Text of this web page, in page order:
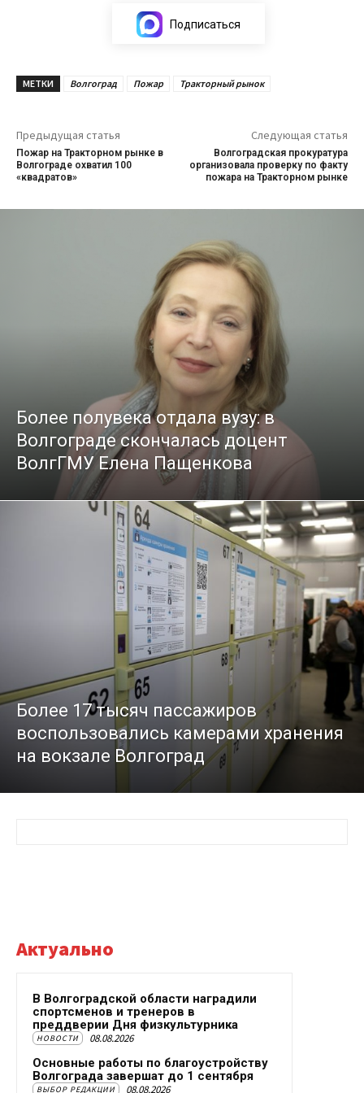
Подписаться
МЕТКИ Волгоград Пожар Тракторный рынок
Предыдущая статья
Пожар на Тракторном рынке в
Волгограде охватил 100
«квадратов»
Следующая статья
Волгоградская прокуратура
организовала проверку по факту
пожара на Тракторном рынке
Более полувека отдала вузу: в
Волгограде скончалась доцент
ВолгГМУ Елена Пащенкова
Более 17 тысяч пассажиров
воспользовались камерами хранения
на вокзале Волгоград
Актуально
В Волгоградской области наградили
спортсменов и тренеров в
преддверии Дня физкультурника
НОВОСТИ 08.08.2026
Основные работы по благоустройству
Волгограда завершат до 1 сентября
ВЫБОР РЕДАКЦИИ 08.08.2026